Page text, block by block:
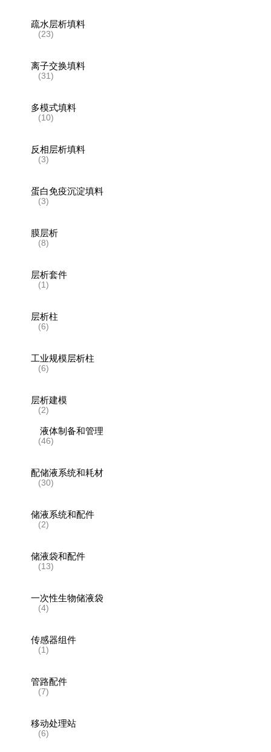
疏水层析填料
(23)
离子交换填料
(31)
多模式填料
(10)
反相层析填料
(3)
蛋白免疫沉淀填料
(3)
膜层析
(8)
层析套件
(1)
层析柱
(6)
工业规模层析柱
(6)
层析建模
(2)
液体制备和管理
(46)
配储液系统和耗材
(30)
储液系统和配件
(2)
储液袋和配件
(13)
一次性生物储液袋
(4)
传感器组件
(1)
管路配件
(7)
移动处理站
(6)